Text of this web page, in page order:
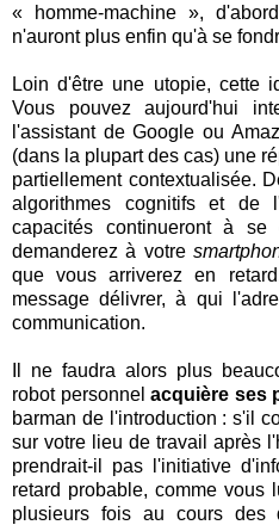
« homme-machine »,
n'auront plus enfin qu'à se
Loin d'être une utopie, cette
Vous pouvez aujourd'hui
l'assistant de Google ou
(dans la plupart des cas) une
partiellement contextualisée.
algorithmes cognitifs et de
capacités continueront à
demanderez à votre
que vous arriverez en
message délivrer, à qui
communication.
Il ne faudra alors plus
robot personnelacquière ses
barman de l'introduction : s'il
sur votre lieu de travail après
prendrait-il pas l'initiative
retard probable, comme
plusieurs fois au cours